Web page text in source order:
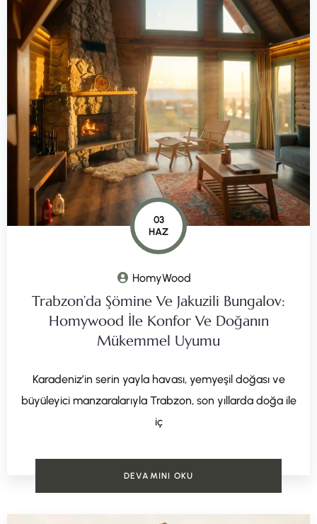
03
HAZ
HomyWood
Trabzon’da Şömine Ve Jakuzili Bungalov:
Homywood İle Konfor Ve Doğanın
Mükemmel Uyumu
Karadeniz’in serin yayla havası, yemyeşil doğası ve
büyüleyici manzaralarıyla Trabzon, son yıllarda doğa ile
iç
DEVAMINI OKU